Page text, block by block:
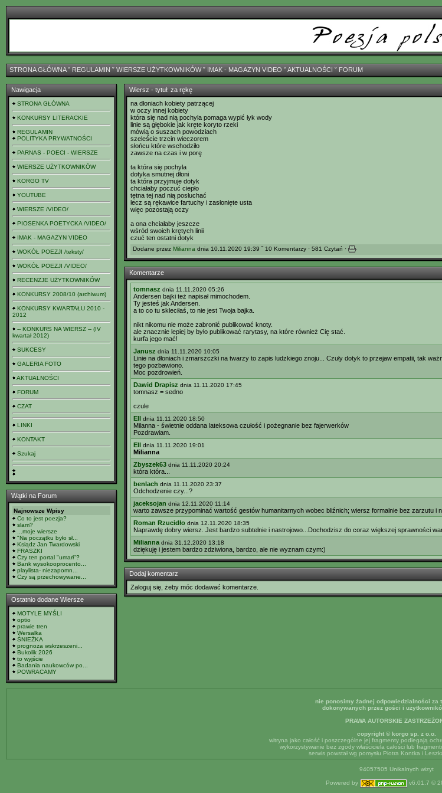
STRONA GŁÓWNAˇ REGULAMIN ˇ WIERSZE UŻYTKOWNIKÓWˇ IMAK - MAGAZYN VIDEO ˇAKTUALNOŚCI ˇ FORUM
Nawigacja
STRONA GŁÓWNA
KONKURSY LITERACKIE
REGULAMIN
POLITYKA PRYWATNOŚCI
PARNAS - POECI - WIERSZE
WIERSZE UŻYTKOWNIKÓW
KORGO TV
YOUTUBE
WIERSZE /VIDEO/
PIOSENKA POETYCKA /VIDEO/
IMAK - MAGAZYN VIDEO
WOKÓŁ POEZJI /teksty/
WOKÓŁ POEZJI /VIDEO/
RECENZJE UŻYTKOWNIKÓW
KONKURSY 2008/10 (archiwum)
KONKURSY KWARTAŁU 2010 -
2012
-- KONKURS NA WIERSZ -- (IV
kwartał 2012)
SUKCESY
GALERIA FOTO
AKTUALNOŚCI
FORUM
CZAT
LINKI
KONTAKT
Szukaj
Wątki na Forum
Najnowsze Wpisy
Co to jest poezja?
slam?
...moje wiersze
"Na początku było sł...
Ksiądz Jan Twardowski
FRASZKI
Czy ten portal "umarł"?
Bank wysokooprocento...
playlista- niezapomn...
Czy są przechowywane...
Ostatnio dodane Wiersze
MOTYLE MYŚLI
optio
prawie tren
Wersalka
ŚNIEŻKA
prognoza wskrzeszeni...
Bukolik 2026
to wyjście
Badania naukowców po...
POWRACAMY
Wiersz - tytuł: za rękę
na dłoniach kobiety patrzącej
w oczy innej kobiety
która się nad nią pochyla pomaga wypić łyk wody
linie są głębokie jak kręte koryto rzeki
mówią o suszach powodziach
szeleście trzcin wieczorem
słońcu które wschodziło
zawsze na czas i w porę
ta która się pochyla
dotyka smutnej dłoni
ta która przyjmuje dotyk
chciałaby poczuć ciepło
tętna tej nad nią posłuchać
lecz są rękawice fartuchy i zasłonięte usta
więc pozostają oczy
a ona chciałaby jeszcze
wśród swoich krętych linii
czuć ten ostatni dotyk
Dodane przez Milianna dnia 10.11.2020 19:39 ˇ 10 Komentarzy · 581 Czytań ·
Komentarze
tomnasz dnia 11.11.2020 05:26
Andersen bajki też napisał mimochodem.
Ty jesteś jak Andersen.
a to co tu skleciłaś, to nie jest Twoja bajka.
nikt nikomu nie może zabronić publikować knoty.
ale znacznie lepiej by było publikować rarytasy, na które również Cię stać.
kurfa jego mać!
Janusz dnia 11.11.2020 10:05
Linie na dłoniach i zmarszczki na twarzy to zapis ludzkiego znoju... Czuły dotyk to przejaw empatii, tak
tego pozbawiono.
Moc pozdrowień.
Dawid Drapisz dnia 11.11.2020 17:45
tomnasz = sedno
czule
Ell dnia 11.11.2020 18:50
Milanna - świetnie oddana lateksowa czułość i pożegnanie bez fajerwerków
Pozdrawiam.
Ell dnia 11.11.2020 19:01
Milianna
Zbyszek63 dnia 11.11.2020 20:24
która która...
benlach dnia 11.11.2020 23:37
Odchodzenie czy...?
jaceksojan dnia 12.11.2020 11:14
warto zawsze przypominać wartość gestów humanitarnych wobec bliźnich; wiersz formalnie bez zarzutu i
Roman Rzucidło dnia 12.11.2020 18:35
Naprawdę dobry wiersz. Jest bardzo subtelnie i nastrojowo...Dochodzisz do coraz większej sprawności
Milianna dnia 31.12.2020 13:18
dziękuję i jestem bardzo zdziwiona, bardzo, ale nie wyznam czym:)
Dodaj komentarz
Zaloguj się, żeby móc dodawać komentarze.
nie ponosimy żadnej odpowiedzialności za
dokonywanych przez gości i
PRAWA AUTORSKIE
copyright © korgo sp. z o.o.
witryna jako całość i poszczególne jej fragmenty podlegają
wykorzystywanie bez zgody właściciela całości lub
serwis powstał wg pomysłu Piotra Kontka i
94057505 Unikalnych wizyt
Powered by v6.01.7 ©